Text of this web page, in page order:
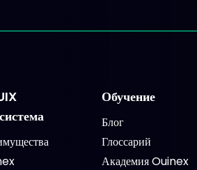
Обучение
Блог
Глоссарий
Академия Ouinex